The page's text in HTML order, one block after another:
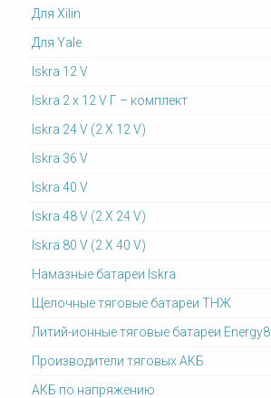
Для Xilin
Для Yale
Iskra 12 V
Iskra 2 x 12 V Г – комплект
Iskra 24 V (2 X 12 V)
Iskra 36 V
Iskra 40 V
Iskra 48 V (2 X 24 V)
Iskra 80 V (2 X 40 V)
Намазные батареи Iskra
Щелочные тяговые батареи ТНЖ
Литий-ионные тяговые батареи Energy8
Производители тяговых АКБ
АКБ по напряжению